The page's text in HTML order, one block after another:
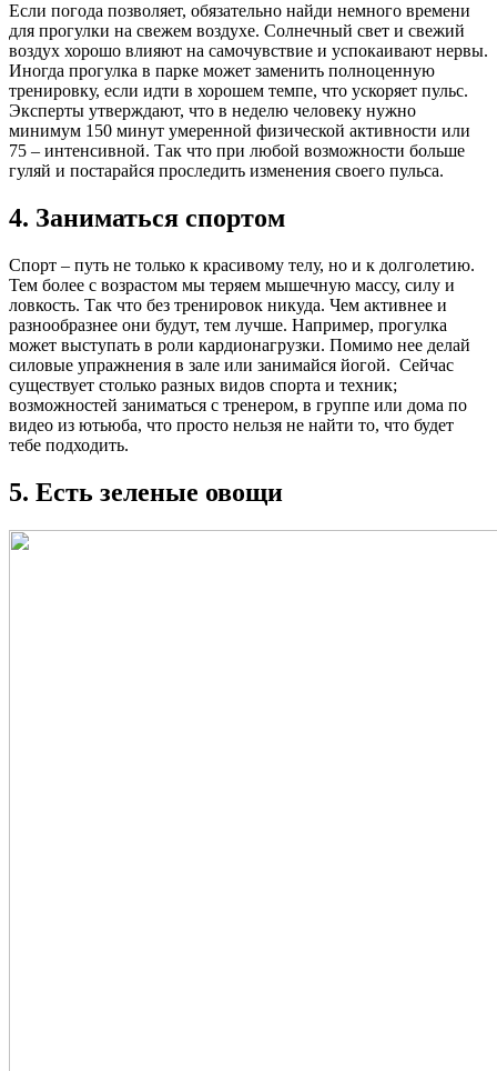
Если погода позволяет, обязательно найди немного времени
для прогулки на свежем воздухе. Солнечный свет и свежий
воздух хорошо влияют на самочувствие и успокаивают нервы.
Иногда прогулка в парке может заменить полноценную
тренировку, если идти в хорошем темпе, что ускоряет пульс.
Эксперты утверждают, что в неделю человеку нужно
минимум 150 минут умеренной физической активности или
75 – интенсивной. Так что при любой возможности больше
гуляй и постарайся проследить изменения своего пульса.
4. Заниматься спортом
Спорт – путь не только к красивому телу, но и к долголетию.
Тем более с возрастом мы теряем мышечную массу, силу и
ловкость. Так что без тренировок никуда. Чем активнее и
разнообразнее они будут, тем лучше. Например, прогулка
может выступать в роли кардионагрузки. Помимо нее делай
силовые упражнения в зале или занимайся йогой. Сейчас
существует столько разных видов спорта и техник;
возможностей заниматься с тренером, в группе или дома по
видео из ютьюба, что просто нельзя не найти то, что будет
тебе подходить.
5. Есть зеленые овощи